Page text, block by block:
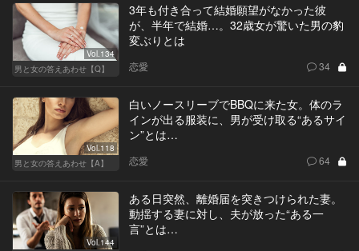
Vol.134
男と女の答えあわせ【Q】
3年も付き合って結婚願望がなかった彼
が、半年で結婚…。32歳女が驚いた男の豹
変ぶりとは
恋愛 34
Vol.118
男と女の答えあわせ【A】
白いノースリーブでBBQに来た女。体のラ
インが出る服装に、男が受け取る“あるサイ
ン”とは…
恋愛 64
Vol.144
ある日突然、離婚届を突きつけられた妻。
動揺する妻に対し、夫が放った“ある一
言”とは…